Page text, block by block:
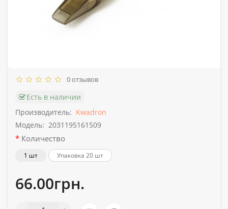
0 отзывов
Есть в наличии
Производитель: Kwadron
Модель: 2031195161509
Количество
1 шт Упаковка 20 шт
66.00грн.